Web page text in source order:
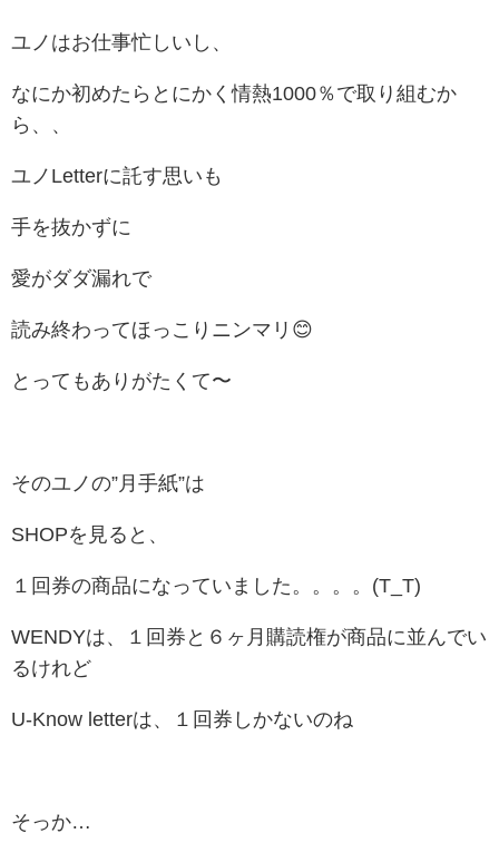
ユノはお仕事忙しいし、
なにか初めたらとにかく情熱1000％で取り組むか
ら、、
ユノLetterに託す思いも
手を抜かずに
愛がダダ漏れで
読み終わってほっこりニンマリ😊
とってもありがたくて〜
そのユノの”月手紙”は
SHOPを見ると、
１回券の商品になっていました。。。。(T_T)
WENDYは、１回券と６ヶ月購読権が商品に並んでい
るけれど
U-Know letterは、１回券しかないのね
そっか…